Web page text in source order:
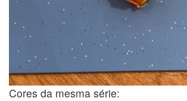
Cores da mesma série: